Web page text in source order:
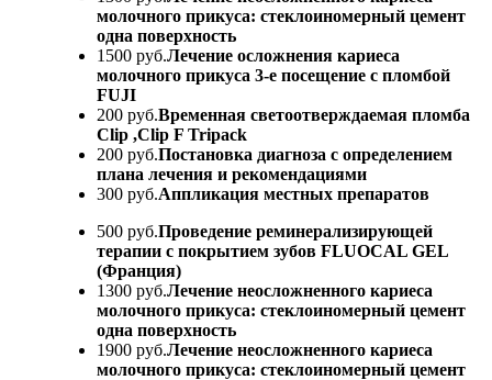
молочного прикуса: стеклоиномерный цемент
одна поверхность
1500 руб.Лечение осложнения кариеса
молочного прикуса 3-е посещение с пломбой
FUJI
200 руб.Временная светоотверждаемая пломба
Clip ,Clip F Tripack
200 руб.Постановка диагноза с определением
плана лечения и рекомендациями
300 руб.Аппликация местных препаратов
500 руб.Проведение реминерализирующей
терапии с покрытием зубов FLUOCAL GEL
(Франция)
1300 руб.Лечение неосложненного кариеса
молочного прикуса: стеклоиномерный цемент
одна поверхность
1900 руб.Лечение неосложненного кариеса
молочного прикуса: стеклоиномерный цемент